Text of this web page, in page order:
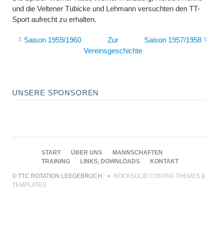
und die Veltener Tübicke und Lehmann versuchten den TT-
Sport aufrecht zu erhalten.
Saison 1959/1960 Saison 1957/1958
Zur
Vereinsgeschichte
UNSERE SPONSOREN
NAVIGATION
ÜBERSPRINGEN
START ÜBER UNS
MANNSCHAFTEN
TRAINING
LINKS, DOWNLOADS KONTAKT
© TTC ROTATION LEEGEBRUCH
ROCKSOLID CONTAO THEMES &
TEMPLATES